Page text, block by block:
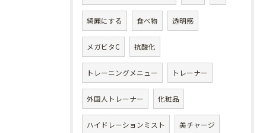
綺麗にする 食べ物 透明感
メガビタC 抗酸化
トレーニングメニュー トレーナー
外国人トレーナー 化粧品
ハイドレーションミスト 美チャージ